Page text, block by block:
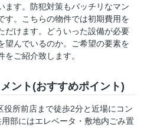
ます。防犯対策もバッチリなマン
す。こちらの物件では初期費用を
だけます。どういった設備が必要
望んでいるのか。ご希望の要素を
をご紹介致します。
ント(おすすめポイント)
役所前店まで徒歩2分と近場にコン
部にはエレベータ・敷地内ごみ置